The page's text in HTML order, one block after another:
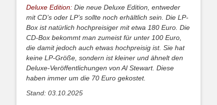
Deluxe Edition: Die neue Deluxe Edition, entweder
mit CD’s oder LP’s sollte noch erhältlich sein. Die LP-
Box ist natürlich hochpreisiger mit etwa 180 Euro. Die
CD-Box bekommt man zumeist für unter 100 Euro,
die damit jedoch auch etwas hochpreisig ist. Sie hat
keine LP-Größe, sondern ist kleiner und ähnelt den
Deluxe-Veröffentlichungen von Al Stewart. Diese
haben immer um die 70 Euro gekostet.
Stand: 03.10.2025